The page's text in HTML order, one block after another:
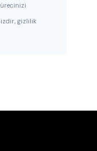
gizlilik